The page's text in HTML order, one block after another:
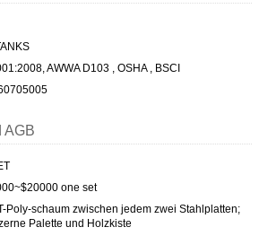
AWWA D103 , OSHA , BSCI
AGB
one set
Poly-schaum zwischen jedem zwei Stahlplatten;
Palette und Holzkiste